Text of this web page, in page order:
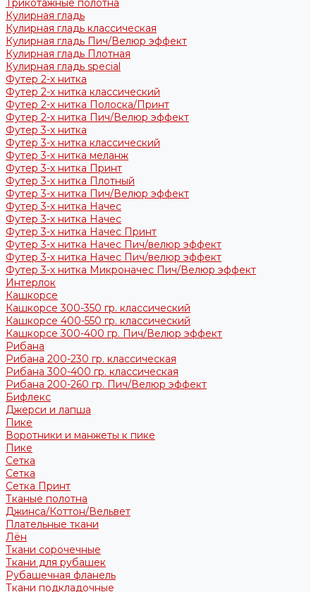
Трикотажные полотна
Кулирная гладь
Кулирная гладь классическая
Кулирная гладь Пич/Велюр эффект
Кулирная гладь Плотная
Кулирная гладь special
Футер 2-х нитка
Футер 2-х нитка классический
Футер 2-х нитка Полоска/Принт
Футер 2-х нитка Пич/Велюр эффект
Футер 3-х нитка
Футер 3-х нитка классический
Футер 3-х нитка меланж
Футер 3-х нитка Принт
Футер 3-х нитка Плотный
Футер 3-х нитка Пич/Велюр эффект
Футер 3-х нитка Начес
Футер 3-х нитка Начес
Футер 3-х нитка Начес Принт
Футер 3-х нитка Начес Пич/велюр эффект
Футер 3-х нитка Начес Пич/велюр эффект
Футер 3-х нитка Микроначес Пич/Велюр эффект
Интерлок
Кашкорсе
Кашкорсе 300-350 гр. классический
Кашкорсе 400-550 гр. классический
Кашкорсе 300-400 гр. Пич/Велюр эффект
Рибана
Рибана 200-230 гр. классическая
Рибана 300-400 гр. классическая
Рибана 200-260 гр. Пич/Велюр эффект
Бифлекс
Джерси и лапша
Пике
Воротники и манжеты к пике
Пике
Сетка
Сетка
Сетка Принт
Тканые полотна
Джинса/Коттон/Вельвет
Плательные ткани
Лён
Ткани сорочечные
Ткани для рубашек
Рубашечная фланель
Ткани подкладочные